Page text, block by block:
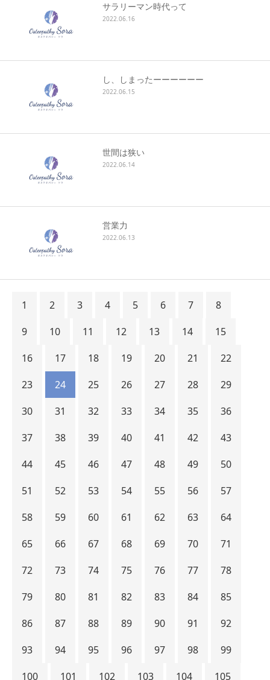
サラリーマン時代って
2022.06.16
し、しまったーーーーーー
2022.06.15
世間は狭い
2022.06.14
営業力
2022.06.13
1 2 3 4 5 6 7
8
9
10 11 12 13 14
15
16
17 18 19 20 21
22
23
24 25 26 27 28
29
30
31 32 33 34 35
36
37
38 39 40 41 42
43
44
45 46 47 48 49
50
51
52 53 54 55 56
57
58
59 60 61 62 63
64
65
66 67 68 69 70
71
72
73 74 75 76 77
78
79
80 81 82 83 84
85
86
87 88 89 90 91
92
93
94 95 96 97 98
99
100
101 102 103 104 105